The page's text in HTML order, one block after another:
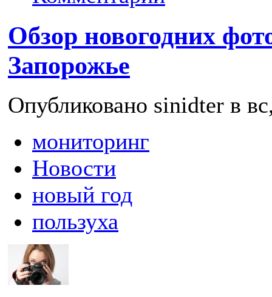
Обзор новогодних
Запорожье
Опубликовано sinidter в
мониторинг
Новости
новый год
пользуха